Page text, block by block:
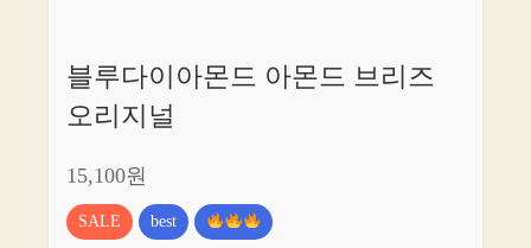
블루다이아몬드 아몬드 브리즈
오리지널
15,100원
SALE best